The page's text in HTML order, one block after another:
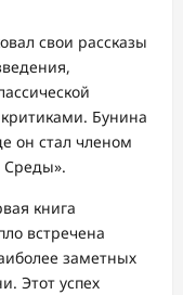
свои рассказы
Бунина
он стал членом
Среды».
книга
встречена
заметных
Этот успех